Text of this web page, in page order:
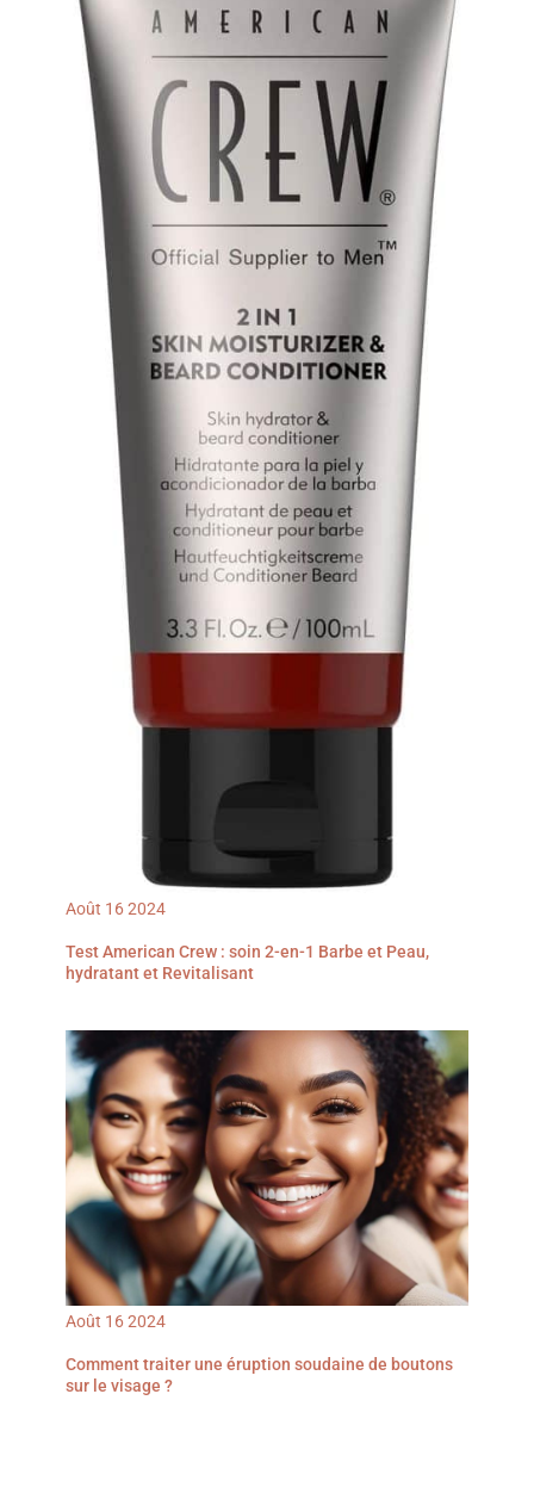
Août 162024
Test American Crew : soin 2-en-1 Barbe et Peau,
hydratant et Revitalisant
Août 162024
Comment traiter une éruption soudaine de boutons
sur le visage ?